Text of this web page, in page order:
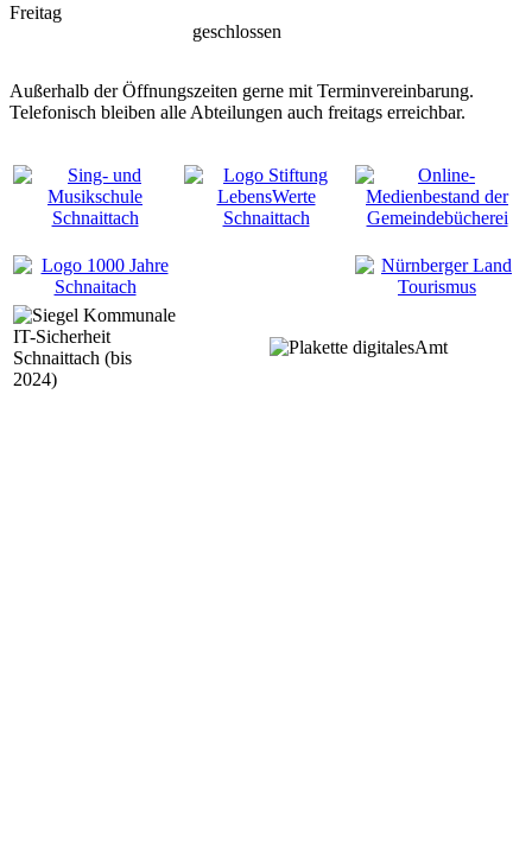
Freitag
geschlossen
Außerhalb der Öffnungszeiten gerne mit Terminvereinbarung.
Telefonisch bleiben alle Abteilungen auch freitags erreichbar.